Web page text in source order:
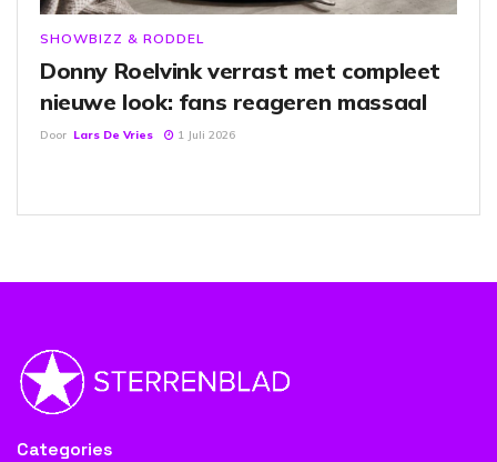
SHOWBIZZ & RODDEL
Donny Roelvink verrast met compleet
nieuwe look: fans reageren massaal
Door Lars De Vries 1 Juli 2026
Categories